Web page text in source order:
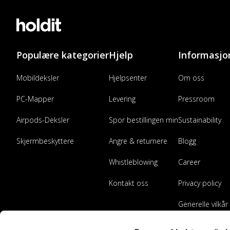
Populære kategorier
Mobildeksler
PC-Mapper
Airpods-Deksler
Skjermbeskyttere
Hjelp
Hjelpsenter
Levering
Spor bestillingen min
Angre & returnere
Whistleblowing
Kontakt oss
Om oss
Pressroom
Sustainability
Blogg
Career
Privacy policy
Generelle vilkår